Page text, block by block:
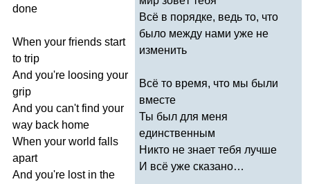
done
When your friends start
to trip
And you're loosing your
grip
And you can't find your
way back home
When your world falls
apart
And you're lost in the
Всё в порядке, ведь то, что
было между нами уже не
изменить
Всё то время, что мы были
вместе
Ты был для меня
единственным
Никто не знает тебя лучше
И всё уже сказано…